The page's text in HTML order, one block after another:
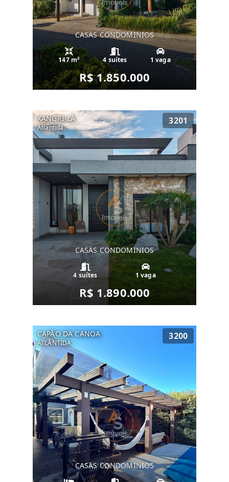
CASAS CONDOMINIOS
147 m² 4 suítes 1 vaga
R$ 1.850.000
XANGRI-LÁ
Atlantida
3201
CASAS CONDOMINIOS
4 suítes 1 vaga
R$ 1.890.000
CAPÃO DA CANOA
ATLÂNTIDA
3200
CASAS CONDOMINIOS